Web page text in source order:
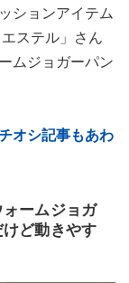
ションアイテム
ステル」さん
ムジョガーパン
オシ記事もあわ
ームジョガ
ど動きやす